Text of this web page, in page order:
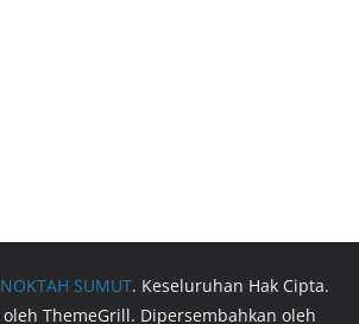
NOKTAH SUMUT. Keseluruhan Hak Cipta.
oleh ThemeGrill. Dipersembahkan oleh